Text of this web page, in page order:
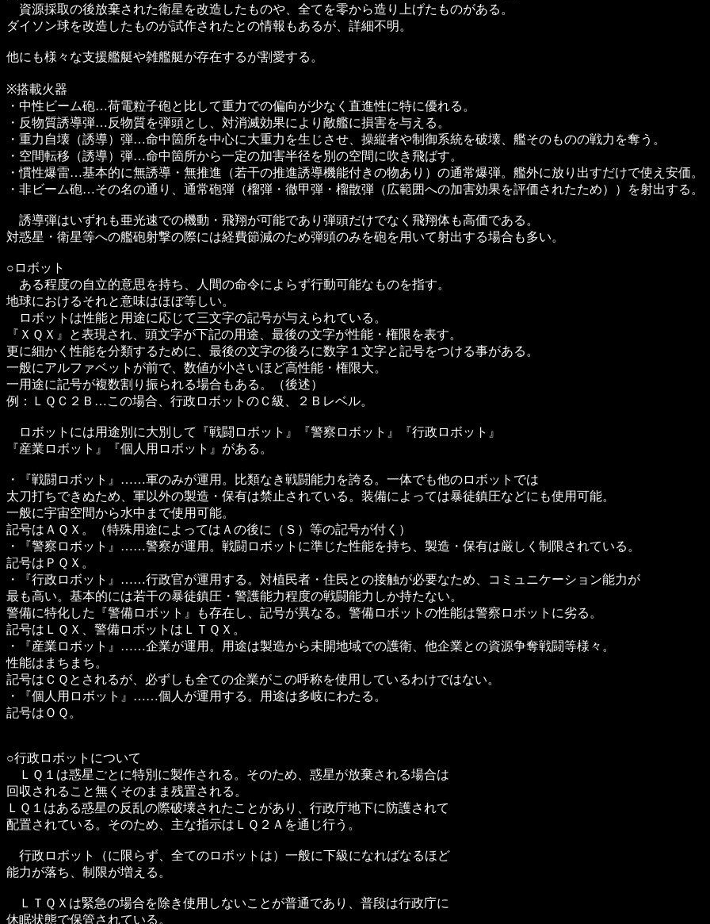
資源採取の後放棄された衛星を改造したものや、全てを零から造り上げたものがある。
ダイソン球を改造したものが試作されたとの情報もあるが、詳細不明。
他にも様々な支援艦艇や雑艦艇が存在するが割愛する。
※搭載火器
・中性ビーム砲…荷電粒子砲と比して重力での偏向が少なく直進性に特に優れる。
・反物質誘導弾…反物質を弾頭とし、対消滅効果により敵艦に損害を与える。
・重力自壊（誘導）弾…命中箇所を中心に大重力を生じさせ、操縦者や制御系統を破壊、艦そのものの戦力を奪う。
・空間転移（誘導）弾…命中箇所から一定の加害半径を別の空間に吹き飛ばす。
・慣性爆雷…基本的に無誘導・無推進（若干の推進誘導機能付きの物あり）の通常爆弾。艦外に放り出すだけで使え安価。
・非ビーム砲…その名の通り、通常砲弾（榴弾・徹甲弾・榴散弾（広範囲への加害効果を評価されたため））を射出する。
誘導弾はいずれも亜光速での機動・飛翔が可能であり弾頭だけでなく飛翔体も高価である。
対惑星・衛星等への艦砲射撃の際には経費節減のため弾頭のみを砲を用いて射出する場合も多い。
○ロボット
ある程度の自立的意思を持ち、人間の命令によらず行動可能なものを指す。
地球におけるそれと意味はほぼ等しい。
ロボットは性能と用途に応じて三文字の記号が与えられている。
『ＸＱＸ』と表現され、頭文字が下記の用途、最後の文字が性能・権限を表す。
更に細かく性能を分類するために、最後の文字の後ろに数字１文字と記号をつける事がある。
一般にアルファベットが前で、数値が小さいほど高性能・権限大。
一用途に記号が複数割り振られる場合もある。（後述）
例：ＬＱＣ２Ｂ…この場合、行政ロボットのＣ級、２Ｂレベル。
ロボットには用途別に大別して『戦闘ロボット』『警察ロボット』『行政ロボット』
『産業ロボット』『個人用ロボット』がある。
・『戦闘ロボット』……軍のみが運用。比類なき戦闘能力を誇る。一体でも他のロボットでは
太刀打ちできぬため、軍以外の製造・保有は禁止されている。装備によっては暴徒鎮圧などにも使用可能。
一般に宇宙空間から水中まで使用可能。
記号はＡＱＸ。（特殊用途によってはＡの後に（Ｓ）等の記号が付く）
・『警察ロボット』……警察が運用。戦闘ロボットに準じた性能を持ち、製造・保有は厳しく制限されている。
記号はＰＱＸ。
・『行政ロボット』……行政官が運用する。対植民者・住民との接触が必要なため、コミュニケーション能力が
最も高い。基本的には若干の暴徒鎮圧・警護能力程度の戦闘能力しか持たない。
警備に特化した『警備ロボット』も存在し、記号が異なる。警備ロボットの性能は警察ロボットに劣る。
記号はＬＱＸ、警備ロボットはＬＴＱＸ。
・『産業ロボット』……企業が運用。用途は製造から未開地域での護衛、他企業との資源争奪戦闘等様々。
性能はまちまち。
記号はＣＱとされるが、必ずしも全ての企業がこの呼称を使用しているわけではない。
・『個人用ロボット』……個人が運用する。用途は多岐にわたる。
記号はＯＱ。
○行政ロボットについて
ＬＱ１は惑星ごとに特別に製作される。そのため、惑星が放棄される場合は
回収されること無くそのまま残置される。
ＬＱ１はある惑星の反乱の際破壊されたことがあり、行政庁地下に防護されて
配置されている。そのため、主な指示はＬＱ２Ａを通じ行う。
行政ロボット（に限らず、全てのロボットは）一般に下級になればなるほど
能力が落ち、制限が増える。
ＬＴＱＸは緊急の場合を除き使用しないことが普通であり、普段は行政庁に
休眠状態で保管されている。